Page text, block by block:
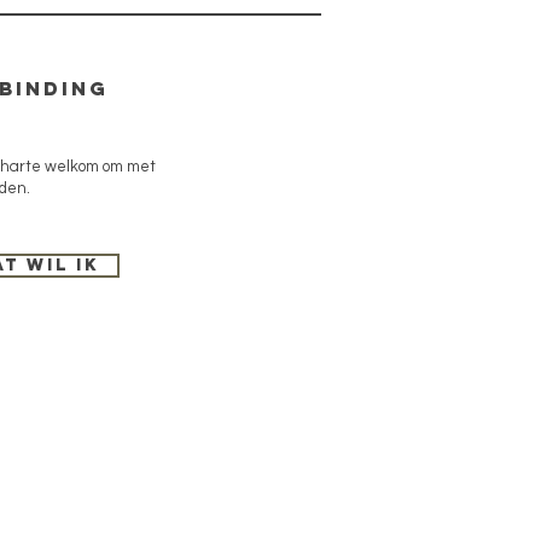
welkom om met
wil ik